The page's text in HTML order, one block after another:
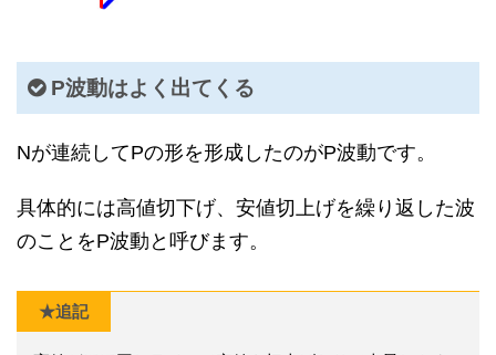
P波動はよく出てくる
Nが連続してPの形を形成したのがP波動です。
具体的には高値切下げ、安値切上げを繰り返した波
のことをP波動と呼びます。
★追記